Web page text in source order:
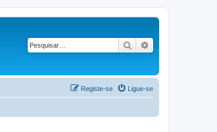
Pesquisar
Ligue-se
Registe-se